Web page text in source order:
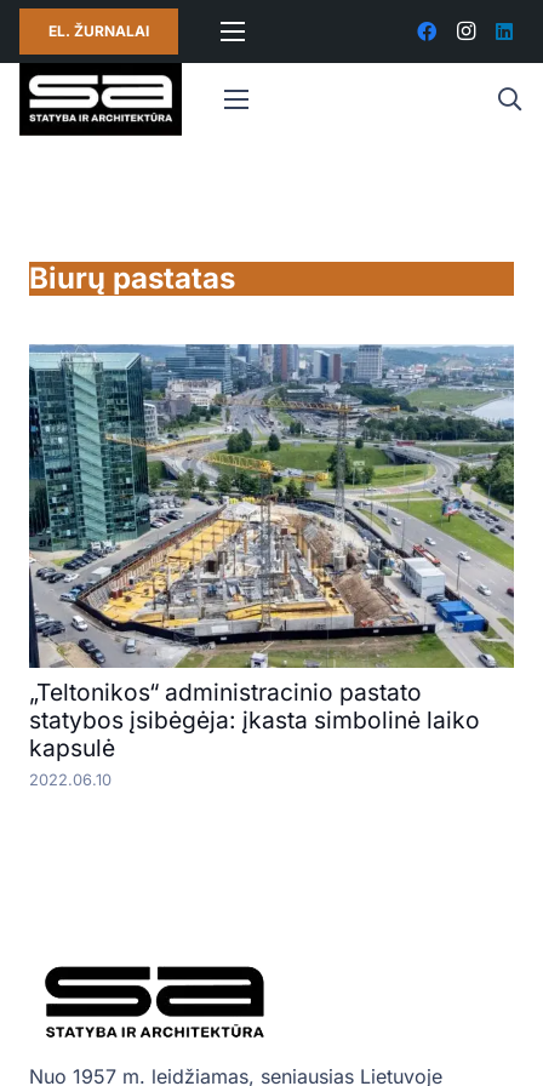
EL. ŽURNALAI
Biurų pastatas
„Teltonikos“ administracinio pastato
statybos įsibėgėja: įkasta simbolinė laiko
kapsulė
2022.06.10
Nuo 1957 m. leidžiamas, seniausias Lietuvoje